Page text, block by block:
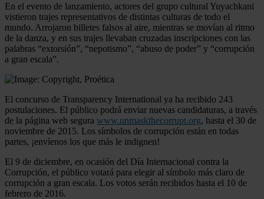
En el evento de lanzamiento, actores del grupo cultural Yuyachkani
vistieron trajes representativos de distintas culturas de todo el
mundo. Arrojaron billetes falsos al aire, mientras se movían al ritmo
de la danza, y en sus trajes llevaban cruzadas inscripciones con las
palabras “extorsión”, “nepotismo”, “abuso de poder” y “corrupción
a gran escala”.
El concurso de Transparency International ya ha recibido 243
postulaciones. El público podrá enviar nuevas candidaturas, a través
de la página web segura www.unmaskthecorrupt.org, hasta el 30 de
noviembre de 2015. Los símbolos de corrupción están en todas
partes, ¡envíenos los que más le indignen!
El 9 de diciembre, en ocasión del Día Internacional contra la
Corrupción, el público votará para elegir al símbolo más claro de
corrupción a gran escala. Los votos serán recibidos hasta el 10 de
febrero de 2016.